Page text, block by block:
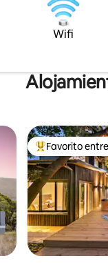
Wifi
Favorito entre
Favorito